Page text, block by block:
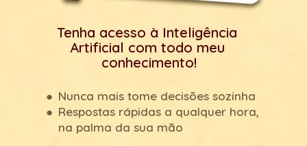
Tenha acesso à Inteligência
Artificial com todo meu
conhecimento!
Nunca mais tome decisões sozinha
Respostas rápidas a qualquer hora,
na palma da sua mão